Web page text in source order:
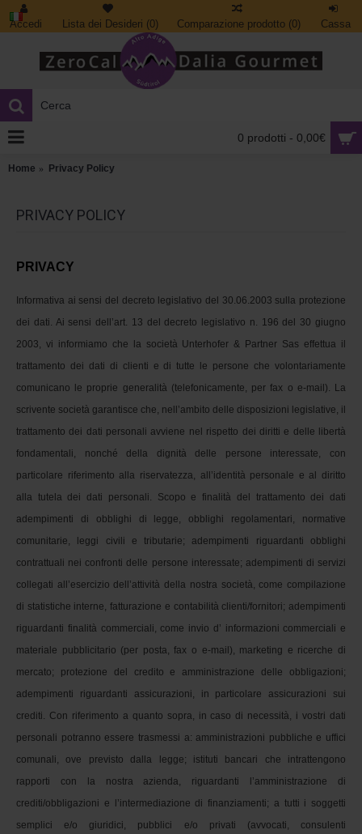
Accedi Lista dei Desideri (0) Comparazione prodotto (0) Cassa
0 prodotti - 0,00€
Home Privacy Policy
PRIVACY POLICY
PRIVACY
Informativa ai sensi del decreto legislativo del 30.06.2003 sulla protezione
dei dati. Ai sensi dell’art. 13 del decreto legislativo n. 196 del 30 giugno
2003, vi informiamo che la società Unterhofer & Partner Sas effettua il
trattamento dei dati di clienti e di tutte le persone che volontariamente
comunicano le proprie generalità (telefonicamente, per fax o e-mail). La
scrivente società garantisce che, nell’ambito delle disposizioni legislative, il
trattamento dei dati personali avviene nel rispetto dei diritti e delle libertà
fondamentali, nonché della dignità delle persone interessate, con
particolare riferimento alla riservatezza, all’identità personale e al diritto
alla tutela dei dati personali. Scopo e finalità del trattamento dei dati
adempimenti di obblighi di legge, obblighi regolamentari, normative
comunitarie, leggi civili e tributarie; adempimenti riguardanti obblighi
contrattuali nei confronti delle persone interessate; adempimenti di servizi
collegati all’esercizio dell’attività della nostra società, come compilazione
di statistiche interne, fatturazione e contabilità clienti/fornitori; adempimenti
riguardanti finalità commerciali, come invio d’ informazioni commerciali e
materiale pubblicitario (per posta, fax o e-mail), marketing e ricerche di
mercato; protezione del credito e amministrazione delle obbligazioni;
adempimenti riguardanti assicurazioni, in particolare assicurazioni sui
crediti. Con riferimento a quanto sopra, in caso di necessità, i vostri dati
personali potranno essere trasmessi a: amministrazioni pubbliche e uffici
comunali, ove previsto dalla legge; istituti bancari che intrattengono
rapporti con la nostra azienda, riguardanti l’amministrazione di
crediti/obbligazioni e l’intermediazione di finanziamenti; a tutti i soggetti
semplici e/o giuridici, pubblici e/o privati (avvocati, consulenti